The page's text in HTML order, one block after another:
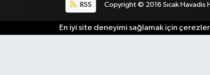
RSS Copyright © 2016 Sıcak Havadis
En iyi site deneyimi sağlamak için